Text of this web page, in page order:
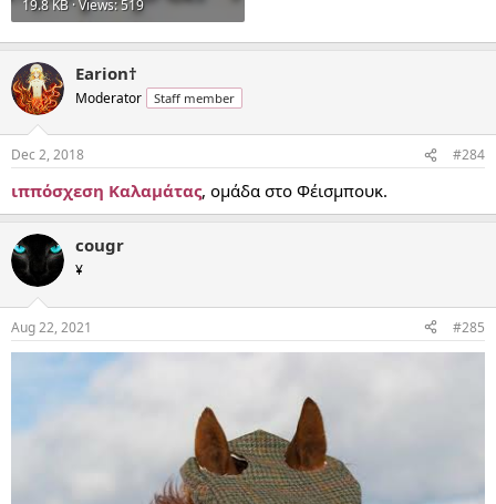
19.8 KB · Views: 519
Earion†
Moderator Staff member
Dec 2, 2018 #284
ιππόσχεση Καλαμάτας, ομάδα στο Φέισμπουκ.
cougr
¥
Aug 22, 2021 #285